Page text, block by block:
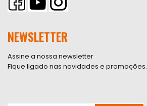
NEWSLETTER
Assine a nossa newsletter
Fique ligado nas novidades e promoções.